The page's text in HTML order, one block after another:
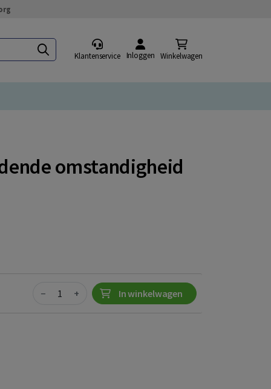
Klantenservice Inloggen Winkelwagen
omstandigheid
Quantity
− + In winkelwagen